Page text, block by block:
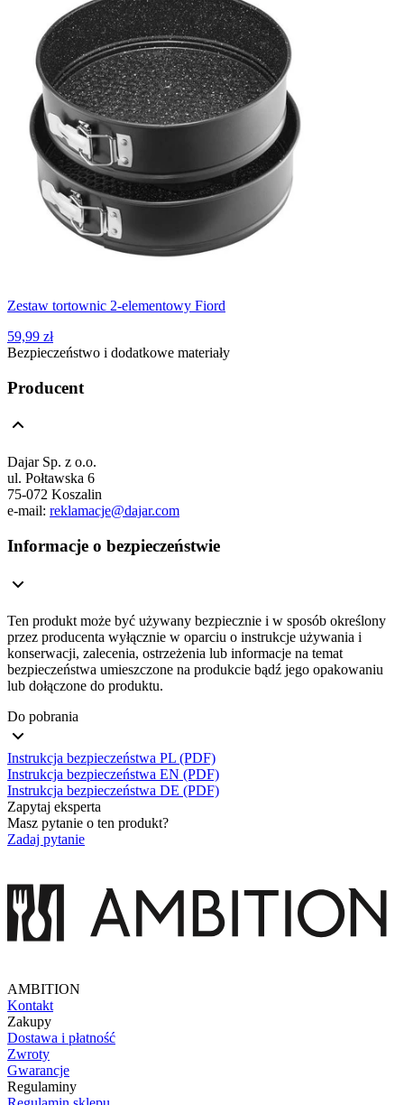
Zestaw tortownic 2-elementowy Fiord
59,99 zł
Bezpieczeństwo i dodatkowe materiały
Producent
Dajar Sp. z o.o.
ul. Połtawska 6
75-072 Koszalin
e-mail: reklamacje@dajar.com
Informacje o bezpieczeństwie
Ten produkt może być używany bezpiecznie i w sposób określony
przez producenta wyłącznie w oparciu o instrukcje używania i
konserwacji, zalecenia, ostrzeżenia lub informacje na temat
bezpieczeństwa umieszczone na produkcie bądź jego opakowaniu
lub dołączone do produktu.
Do pobrania
Instrukcja bezpieczeństwa PL (PDF)
Instrukcja bezpieczeństwa EN (PDF)
Instrukcja bezpieczeństwa DE (PDF)
Zapytaj eksperta
Masz pytanie o ten produkt?
Zadaj pytanie
AMBITION
Kontakt
Zakupy
Dostawa i płatność
Zwroty
Gwarancje
Regulaminy